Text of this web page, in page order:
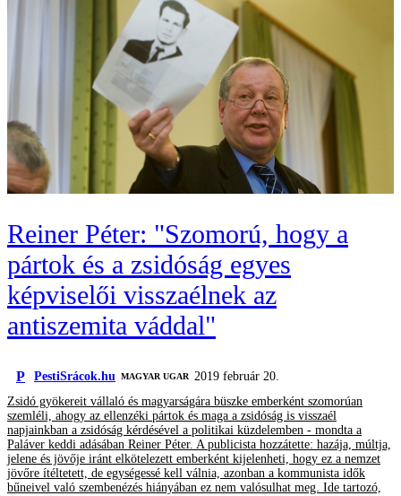
Reiner Péter: "Szomorú, hogy a
pártok és a zsidóság egyes
képviselői visszaélnek az
antiszemita váddal"
P PestiSrácok.hu MAGYAR UGAR 2019 február 20.
Zsidó gyökereit vállaló és magyarságára büszke emberként szomorúan
szemléli, ahogy az ellenzéki pártok és maga a zsidóság is visszaél
napjainkban a zsidóság kérdésével a politikai küzdelemben - mondta a
Paláver keddi adásában Reiner Péter. A publicista hozzátette: hazája, múltja,
jelene és jövője iránt elkötelezett emberként kijelenheti, hogy ez a nemzet
jövőre ítéltetett, de egységessé kell válnia, azonban a kommunista idők
bűneivel való szembenézés hiányában ez nem valósulhat meg. Ide tartozó,